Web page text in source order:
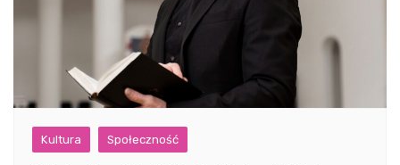
Kultura Społeczność